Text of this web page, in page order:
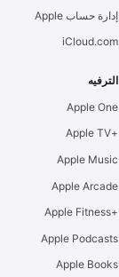
إدارة حساب Apple
iCloud.com
الترفيه
Apple One
+Apple TV
Apple Music
Apple Arcade
+Apple Fitness
Apple Podcasts
Apple Books